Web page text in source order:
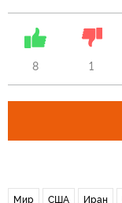
8 1
Мир США Иран